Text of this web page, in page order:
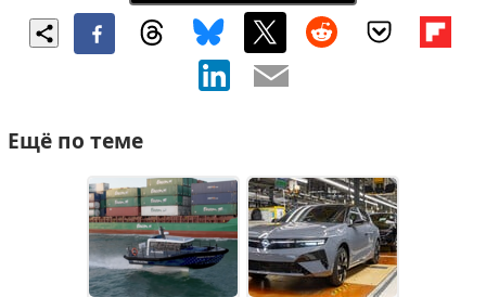
Ещё по теме